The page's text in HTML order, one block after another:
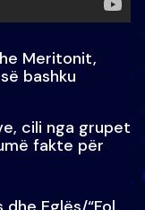
Meritonit,
bashku
cili nga grupet
fakte për